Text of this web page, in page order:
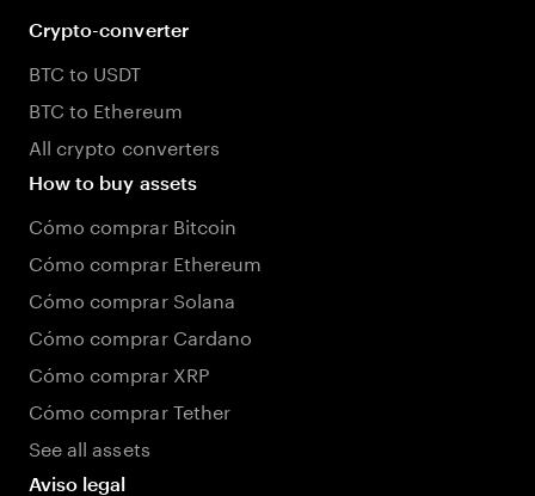
Crypto-converter
BTC to USDT
BTC to Ethereum
All crypto converters
How to buy assets
Cómo comprar Bitcoin
Cómo comprar Ethereum
Cómo comprar Solana
Cómo comprar Cardano
Cómo comprar XRP
Cómo comprar Tether
See all assets
Aviso legal